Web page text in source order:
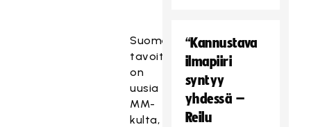
Suomen
tavoitteena
on
uusia
MM-
kulta,
“Kannustava
ilmapiiri
syntyy
yhdessä –
Reilu